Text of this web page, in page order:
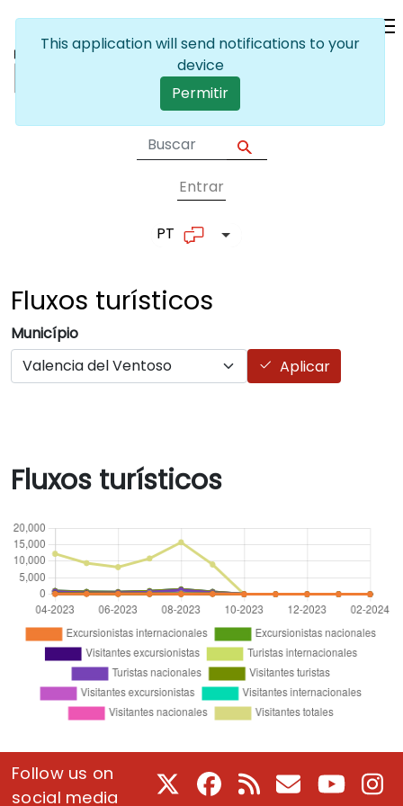
User account
Entrar
PT Lista de ações adicionais
Fluxos turísticos
Município
Aplicar
Fluxos turísticos
Follow us on
social media
Facebook
RSS E-Mail Youtube
This application will send notifications to your
device
Permitir